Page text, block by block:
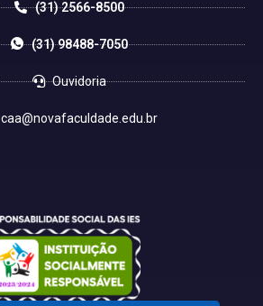
(31) 2566-8500
(31) 98488-7050
Ouvidoria
caa@novafaculdade.edu.br